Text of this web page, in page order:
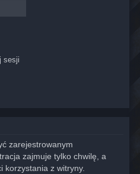
sesji
zarejestrowanym
zajmuje tylko chwilę, a
korzystania z witryny.